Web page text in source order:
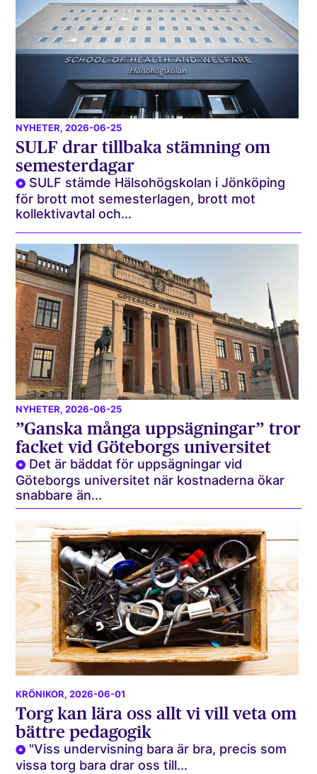
NYHETER, 2026-06-25
SULF drar tillbaka stämning om
semesterdagar
SULF stämde Hälsohögskolan i Jönköping
för brott mot semesterlagen, brott mot
kollektivavtal och...
NYHETER, 2026-06-25
”Ganska många uppsägningar” tror
facket vid Göteborgs universitet
Det är bäddat för uppsägningar vid
Göteborgs universitet när kostnaderna ökar
snabbare än...
KRÖNIKOR, 2026-06-01
Torg kan lära oss allt vi vill veta om
bättre pedagogik
"Viss undervisning bara är bra, precis som
vissa torg bara drar oss till...